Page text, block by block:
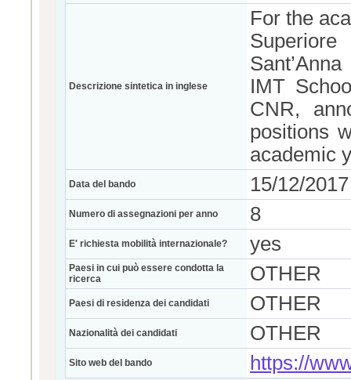
Descrizione sintetica in inglese
For the
IMT
CNR,
positions
academic
Data del bando 15/12/2017
Numero di assegnazioni per anno 8
E' richiesta mobilità internazionale? yes
Paesi in cui può essere condotta la
ricerca
OTHER
Paesi di residenza dei candidati OTHER
Nazionalità dei candidati OTHER
Sito web del bando https://